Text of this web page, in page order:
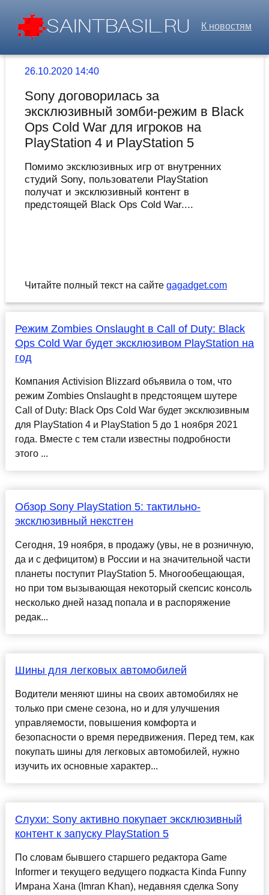
К новостям
26.10.2020 14:40
Sony договорилась за
эксклюзивный зомби-режим в Black
Ops Cold War для игроков на
PlayStation 4 и PlayStation 5
Помимо эксклюзивных игр от внутренних
студий Sony, пользователи PlayStation
получат и эксклюзивный контент в
предстоящей Black Ops Cold War....
Читайте полный текст на сайте gagadget.com
Режим Zombies Onslaught в Call of Duty: Black
Ops Cold War будет эксклюзивом PlayStation на
год
Компания Activision Blizzard объявила о том, что
режим Zombies Onslaught в предстоящем шутере
Call of Duty: Black Ops Cold War будет эксклюзивным
для PlayStation 4 и PlayStation 5 до 1 ноября 2021
года. Вместе с тем стали известны подробности
этого ...
Обзор Sony PlayStation 5: тактильно-
эксклюзивный некстген
Сегодня, 19 ноября, в продажу (увы, не в розничную,
да и c дефицитом) в России и на значительной части
планеты поступит PlayStation 5. Многообещающая,
но при том вызывающая некоторый скепсис консоль
несколько дней назад попала и в распоряжение
редак...
Шины для легковых автомобилей
Водители меняют шины на своих автомобилях не
только при смене сезона, но и для улучшения
управляемости, повышения комфорта и
безопасности о время передвижения. Перед тем, как
покупать шины для легковых автомобилей, нужно
изучить их основные характер...
Слухи: Sony активно покупает эксклюзивный
контент к запуску PlayStation 5
По словам бывшего старшего редактора Game
Informer и текущего ведущего подкаста Kinda Funny
Имрана Хана (Imran Khan), недавняя сделка Sony